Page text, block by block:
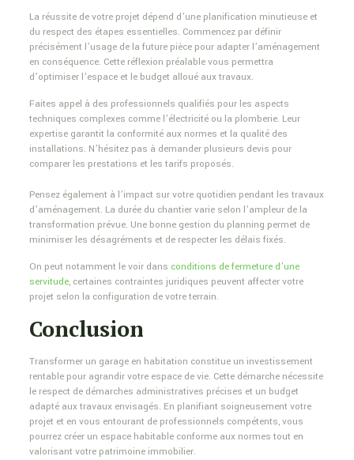
La réussite de votre projet dépend d’une planification minutieuse et
du respect des étapes essentielles. Commencez par définir
précisément l’usage de la future pièce pour adapter l’aménagement
en conséquence. Cette réflexion préalable vous permettra
d’optimiser l’espace et le budget alloué aux travaux.
Faites appel à des professionnels qualifiés pour les aspects
techniques complexes comme l’électricité ou la plomberie. Leur
expertise garantit la conformité aux normes et la qualité des
installations. N’hésitez pas à demander plusieurs devis pour
comparer les prestations et les tarifs proposés.
Pensez également à l’impact sur votre quotidien pendant les travaux
d’aménagement. La durée du chantier varie selon l’ampleur de la
transformation prévue. Une bonne gestion du planning permet de
minimiser les désagréments et de respecter les délais fixés.
On peut notamment le voir dans conditions de fermeture d’une
servitude, certaines contraintes juridiques peuvent affecter votre
projet selon la configuration de votre terrain.
Conclusion
Transformer un garage en habitation constitue un investissement
rentable pour agrandir votre espace de vie. Cette démarche nécessite
le respect de démarches administratives précises et un budget
adapté aux travaux envisagés. En planifiant soigneusement votre
projet et en vous entourant de professionnels compétents, vous
pourrez créer un espace habitable conforme aux normes tout en
valorisant votre patrimoine immobilier.